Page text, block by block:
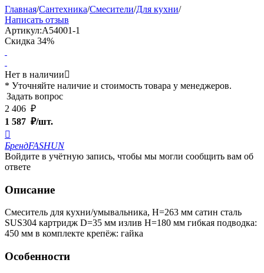
Главная/Сантехника/Смесители/Для кухни/
Написать отзыв
Артикул:A54001-1
Скидка 34%
Нет в наличии
* Уточняйте наличие и стоимость товара у менеджеров.
Задать вопрос
2 406 ₽
1 587 ₽/шт.

БрендFASHUN
Войдите в учётную запись, чтобы мы могли сообщить вам об
ответе
Описание
Смеситель для кухни/умывальника, H=263 мм сатин сталь
SUS304 картридж D=35 мм излив H=180 мм гибкая подводка:
450 мм в комплекте крепёж: гайка
Особенности